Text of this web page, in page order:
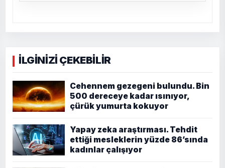
İLGİNİZİ ÇEKEBİLİR
Cehennem gezegeni bulundu. Bin
500 dereceye kadar ısınıyor,
çürük yumurta kokuyor
Yapay zeka araştırması. Tehdit
ettiği mesleklerin yüzde 86’sında
kadınlar çalışıyor